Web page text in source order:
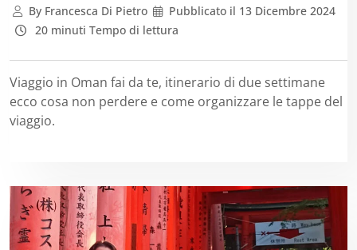
ByFrancesca Di Pietro Pubblicato il 13 Dicembre 2024
20 minuti Tempo di lettura
Viaggio in Oman fai da te, itinerario di due settimane
ecco cosa non perdere e come organizzare le tappe del
viaggio.